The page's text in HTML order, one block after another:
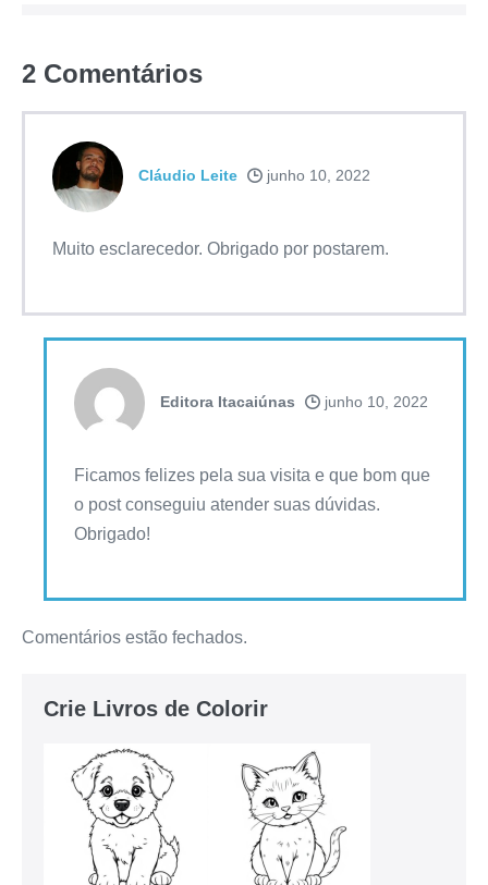
2 Comentários
Cláudio Leite junho 10, 2022
Muito esclarecedor. Obrigado por postarem.
Editora Itacaiúnas junho 10, 2022
Ficamos felizes pela sua visita e que bom que
o post conseguiu atender suas dúvidas.
Obrigado!
Comentários estão fechados.
Crie Livros de Colorir